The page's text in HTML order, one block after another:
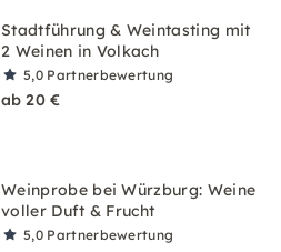
Stadtführung & Weintasting mit
2 Weinen in Volkach
5,0 Partnerbewertung
ab 20 €
Weinprobe bei Würzburg: Weine
voller Duft & Frucht
5,0 Partnerbewertung